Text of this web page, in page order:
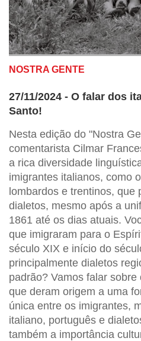
NOSTRA GENTE
27/11/2024 - O falar dos
Santo!
Nesta edição do "Nostra
comentarista Cilmar
a rica diversidade
imigrantes italianos, como
lombardos e trentinos, que
dialetos, mesmo após a
1861 até os dias atuais.
que imigraram para o
século XIX e início do
principalmente dialetos
padrão? Vamos falar
que deram origem a uma
única entre os imigrantes,
italiano, português e
também a importância